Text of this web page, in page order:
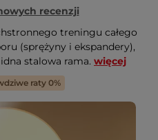
recenzji
treningu całego
(sprężyny i ekspandery),
stalowa rama. więcej
raty 0%